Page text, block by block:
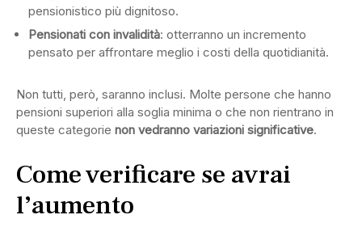
pensionistico più dignitoso.
Pensionati con invalidità: otterranno un incremento
pensato per affrontare meglio i costi della quotidianità.
Non tutti, però, saranno inclusi. Molte persone che hanno
pensioni superiori alla soglia minima o che non rientrano in
queste categorie non vedranno variazioni significative.
Come verificare se avrai
l’aumento